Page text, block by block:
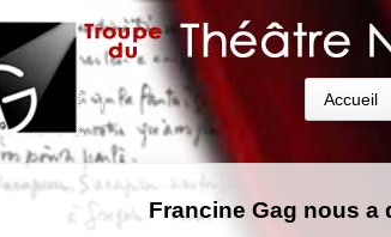
Accueil
Francine Gag nous a